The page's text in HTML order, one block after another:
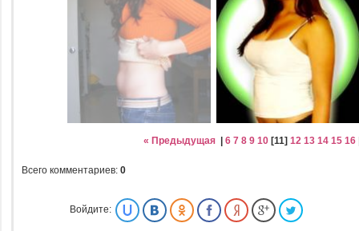
« Предыдущая 6 7 8 9 10 [11] 12 13 14 15 16
Всего комментариев: 0
Войдите: